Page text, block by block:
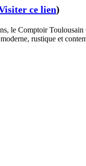
ce lien)
le Comptoir Toulousain
rustique et